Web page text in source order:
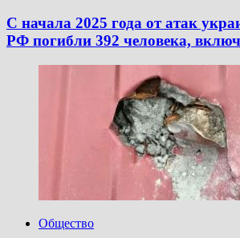
С начала 2025 года от атак
РФ погибли 392 человека,
Общество